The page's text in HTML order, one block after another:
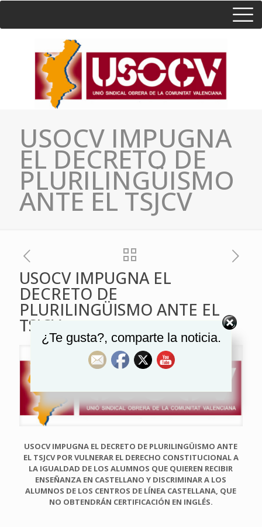
USOCV IMPUGNA
EL DECRETO DE
PLURILINGÜISMO
ANTE EL TSJCV
USOCV IMPUGNA EL
DECRETO DE
PLURILINGÜISMO ANTE EL
TSJCV
USOCV IMPUGNA EL DECRETO DE PLURILINGÜISMO ANTE
EL TSJCV POR VULNERAR EL DERECHO CONSTITUCIONAL A
LA IGUALDAD DE LOS ALUMNOS QUE QUIEREN RECIBIR
ENSEÑANZA EN CASTELLANO Y DISCRIMINAR A LOS
ALUMNOS DE LOS CENTROS DE LÍNEA CASTELLANA, QUE
NO OBTENDRÁN CERTIFICACIÓN EN INGLÉS.
¿Te gusta?, comparte la noticia.